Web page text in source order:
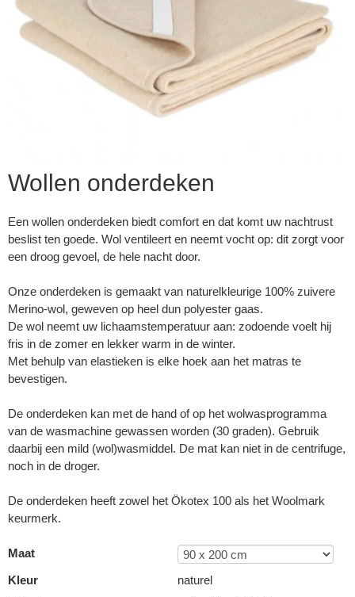
Wollen onderdeken
Een wollen onderdeken biedt comfort en dat komt uw nachtrust
beslist ten goede. Wol ventileert en neemt vocht op: dit zorgt voor
een droog gevoel, de hele nacht door.
Onze onderdeken is gemaakt van naturelkleurige 100% zuivere
Merino-wol, geweven op heel dun polyester gaas.
De wol neemt uw lichaamstemperatuur aan: zodoende voelt hij
fris in de zomer en lekker warm in de winter.
Met behulp van elastieken is elke hoek aan het matras te
bevestigen.
De onderdeken kan met de hand of op het wolwasprogramma
van de wasmachine gewassen worden (30 graden). Gebruik
daarbij een mild (wol)wasmiddel. De mat kan niet in de centrifuge,
noch in de droger.
De onderdeken heeft zowel het Ökotex 100 als het Woolmark
keurmerk.
Maat
Kleur
naturel